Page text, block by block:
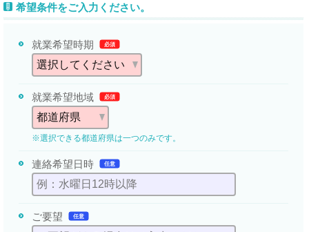
希望条件をご入力ください。
就業希望時期 必須
就業希望地域 必須
※選択できる都道府県は一つのみです。
連絡希望日時 任意
ご要望 任意